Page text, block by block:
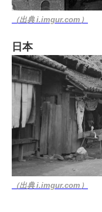
（出典 i.imgur.com）
日本
（出典 i.imgur.com）